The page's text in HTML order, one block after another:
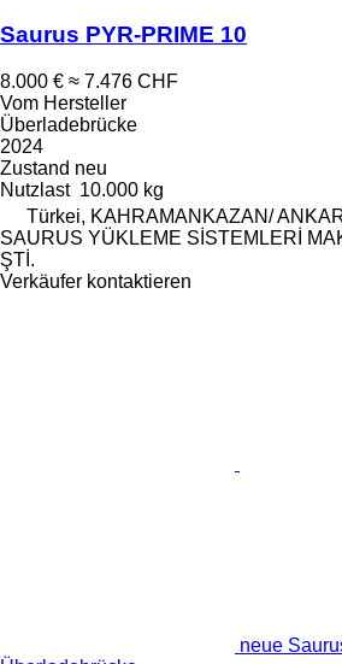
Saurus PYR-PRIME 10
8.000 € ≈ 7.476 CHF
Vom Hersteller
Überladebrücke
2024
Zustand neu
Nutzlast 10.000 kg
Türkei, KAHRAMANKAZAN/
SAURUS YÜKLEME SİSTEMLERİ
ŞTİ.
Verkäufer kontaktieren
neue